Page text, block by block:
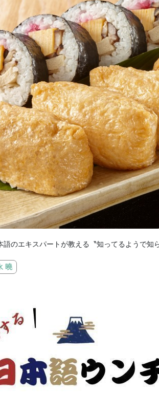
のエキスパートが教える〝知ってるようで知
曉